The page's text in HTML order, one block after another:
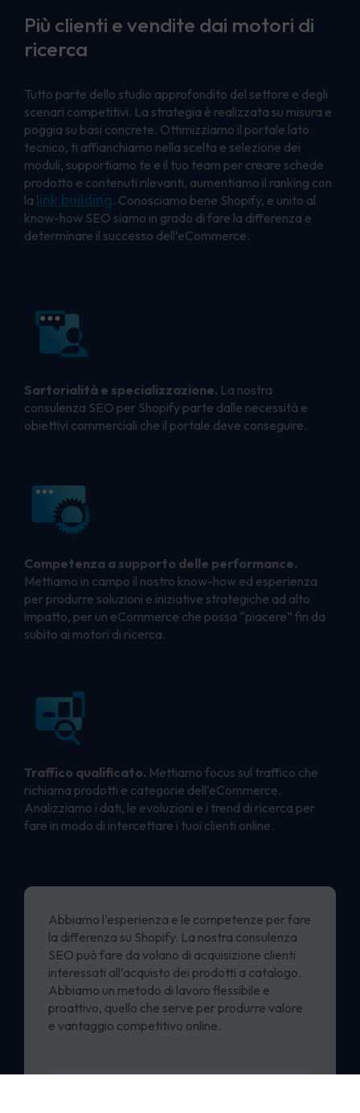
Più clienti e vendite dai motori di
ricerca
Tutto parte dello studio approfondito del settore e degli
scenari competitivi. La strategia è realizzata su misura e
poggia su basi concrete. Ottimizziamo il portale lato
tecnico, ti affianchiamo nella scelta e selezione dei
moduli, supportiamo te e il tuo team per creare schede
prodotto e contenuti rilevanti, aumentiamo il ranking con
la link building. Conosciamo bene Shopify, e unito al
know-how SEO siamo in grado di fare la differenza e
determinare il successo dell’eCommerce.
Sartorialità e specializzazione. La nostra
consulenza SEO per Shopify parte dalle necessità e
obiettivi commerciali che il portale deve conseguire.
Competenza a supporto delle performance.
Mettiamo in campo il nostro know-how ed esperienza
per produrre soluzioni e iniziative strategiche ad alto
impatto, per un eCommerce che possa “piacere” fin da
subito ai motori di ricerca.
Traffico qualificato. Mettiamo focus sul traffico che
richiama prodotti e categorie dell’eCommerce.
Analizziamo i dati, le evoluzioni e i trend di ricerca per
fare in modo di intercettare i tuoi clienti online.
Abbiamo l’esperienza e le competenze per fare
la differenza su Shopify. La nostra consulenza
SEO può fare da volano di acquisizione clienti
interessati all’acquisto dei prodotti a catalogo.
Abbiamo un metodo di lavoro flessibile e
proattivo, quello che serve per produrre valore
e vantaggio competitivo online.